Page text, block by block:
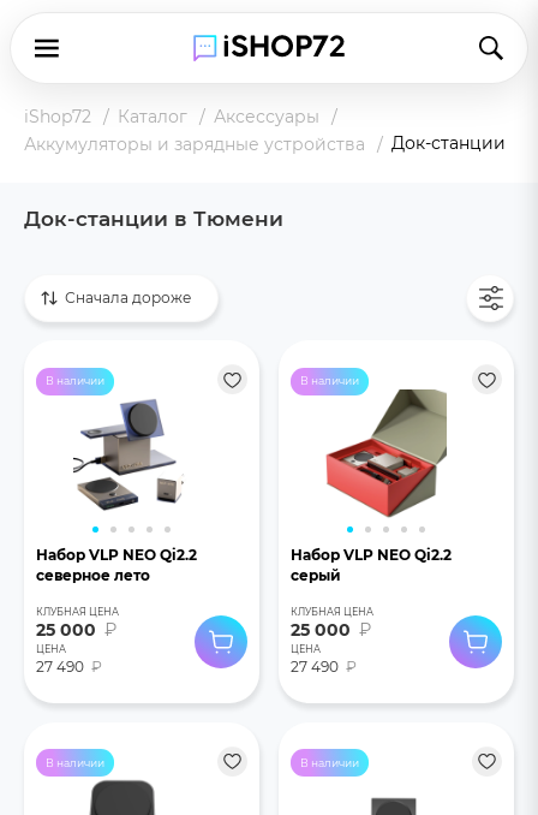
iShop72 Каталог
Аксессуары
Аккумуляторы и зарядные устройства
Док-станции
Док-станции в Тюмени
Сначала дороже
В наличии
Набор VLP NEO Qi2.2
северное лето
КЛУБНАЯ ЦЕНА
25 000 ₽
ЦЕНА
27 490 ₽
В наличии
Набор VLP NEO Qi2.2
серый
КЛУБНАЯ ЦЕНА
25 000 ₽
ЦЕНА
27 490 ₽
В наличии В наличии